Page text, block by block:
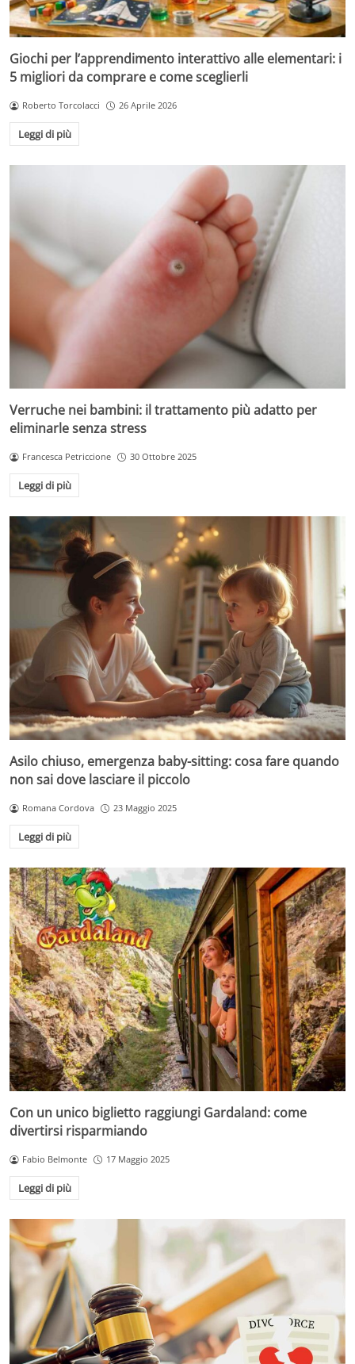
Giochi per l’apprendimento interattivo alle elementari: i
5 migliori da comprare e come sceglierli
Roberto Torcolacci 26 Aprile 2026
Leggi di più
Verruche nei bambini: il trattamento più adatto per
eliminarle senza stress
Francesca Petriccione 30 Ottobre 2025
Leggi di più
Asilo chiuso, emergenza baby-sitting: cosa fare quando
non sai dove lasciare il piccolo
Romana Cordova 23 Maggio 2025
Leggi di più
Con un unico biglietto raggiungi Gardaland: come
divertirsi risparmiando
Fabio Belmonte 17 Maggio 2025
Leggi di più